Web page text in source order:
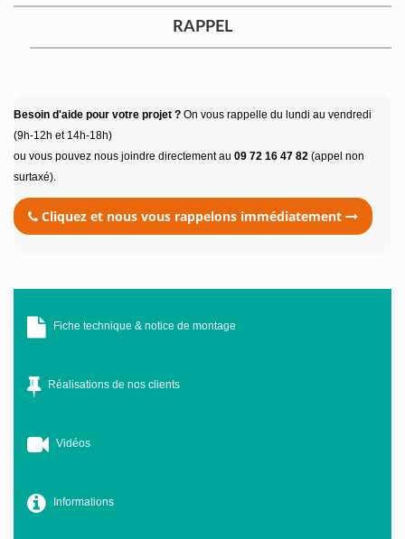
RAPPEL
Besoin d'aide pour votre projet ? On vous rappelle du lundi au vendredi
(9h-12h et 14h-18h)
ou vous pouvez nous joindre directement au 09 72 16 47 82 (appel non
surtaxé).
Cliquez et nous vous rappelons immédiatement
Fiche technique & notice de montage
Réalisations de nos clients
Vidéos
Informations